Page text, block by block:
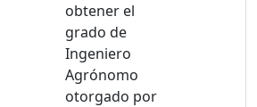
obtener el
grado de
Ingeniero
Agrónomo
otorgado por